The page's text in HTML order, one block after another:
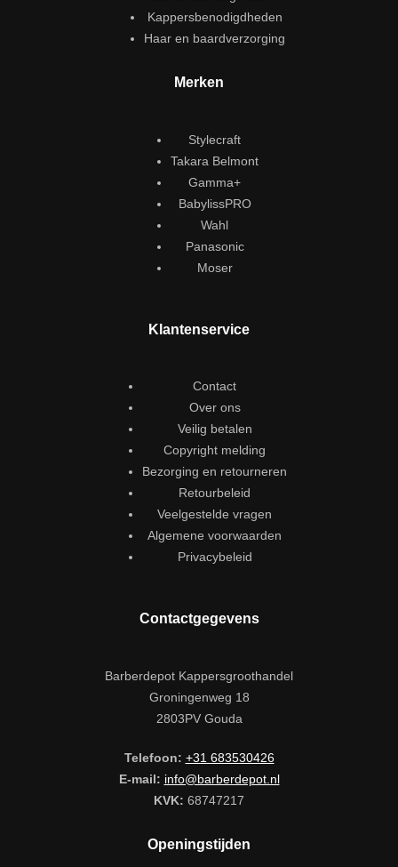
Kappersbenodigdheden
Haar en baardverzorging
Merken
Stylecraft
Takara Belmont
Gamma+
BabylissPRO
Wahl
Panasonic
Moser
Klantenservice
Contact
Over ons
Veilig betalen
Copyright melding
Bezorging en retourneren
Retourbeleid
Veelgestelde vragen
Algemene voorwaarden
Privacybeleid
Contactgegevens
Barberdepot Kappersgroothandel
Groningenweg 18
2803PV Gouda
Telefoon: +31 683530426
E-mail: info@barberdepot.nl
KVK: 68747217
Openingstijden